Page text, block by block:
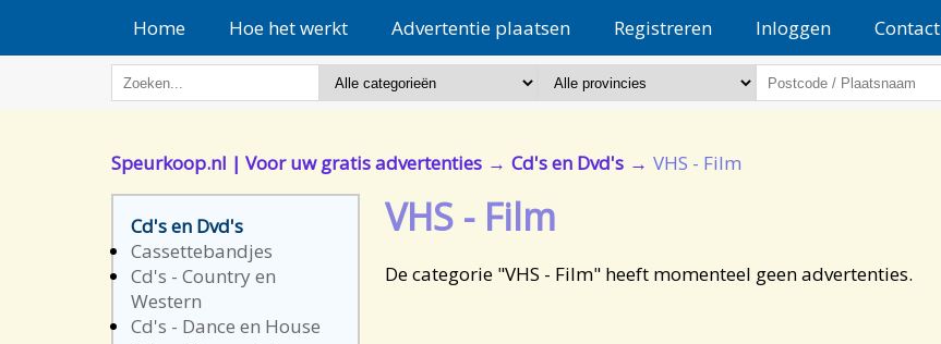
Home Hoe het werkt Advertentie plaatsen Registreren Inloggen Contact
Speurkoop.nl | Voor uw gratis advertenties Cd's en Dvd's VHS - Film
Cd's en Dvd's
Cassettebandjes
Cd's - Country en
Western
Cd's - Dance en House
VHS - Film
De categorie "VHS - Film" heeft momenteel geen advertenties.